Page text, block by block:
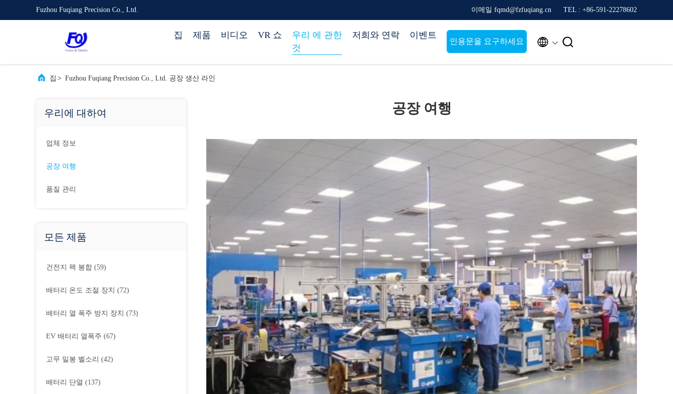
Fuzhou Fuqiang Precision Co., Ltd. 이메일 fqmd@fzfuqiang.cn TEL : +86-591-22278602
집 제품 비디오 VR 쇼
우리 에 관한
것
저희와 연락 이벤트
인용문을 요구하세요  
집 > Fuzhou Fuqiang Precision Co., Ltd. 공장 생산 라인
우리에 대하여
업체 정보
공장 여행
품질 관리
모든 제품
건전지 팩 봉합 (59)
배터리 온도 조절 장치 (72)
배터리 열 폭주 방지 장치 (73)
EV 배터리 열폭주 (67)
고무 밀봉 벨소리 (42)
배터리 단열 (137)
공장 여행